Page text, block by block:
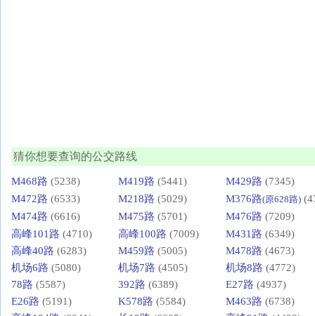
猜你想要查询的公交路线
M468路 (5238) M419路 (5441) M429路 (7345)
M472路 (6533) M218路 (5029) M376路(原628路)
M474路 (6616) M475路 (5701) M476路 (7209)
高峰101路 (4710) 高峰100路 (7009) M431路 (6349)
高峰40路 (6283) M459路 (5005) M478路 (4673)
机场6路 (5080) 机场7路 (4505) 机场8路 (4772)
78路 (5587) 392路 (6389) E27路 (4937)
E26路 (5191) K578路 (5584) M463路 (6738)